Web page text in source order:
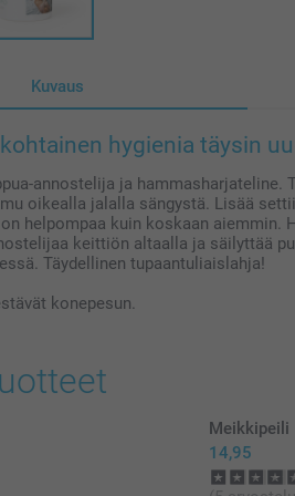
Kuvaus
hygienia täysin
annostelija ja hammasharjateline.
oikealla jalalla sängystä. Lisää
helpompaa kuin koskaan aiemmin.
keittiön altaalla ja säilyttää
Täydellinen tupaantuliaislahja!
konepesun.
Meikkipeili
14,95